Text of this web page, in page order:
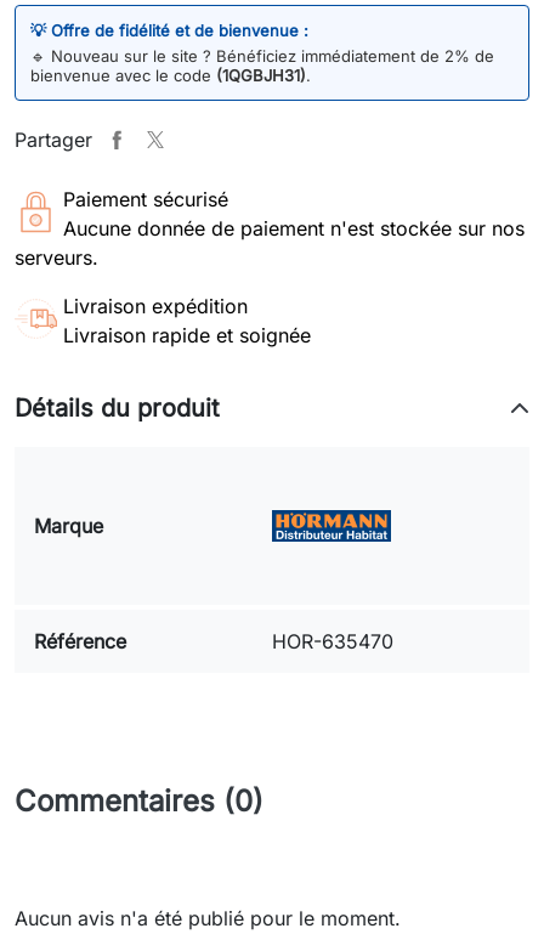
💡 Offre de fidélité et de bienvenue :
🔹 Nouveau sur le site ? Bénéficiez immédiatement de 2% de
bienvenue avec le code (1QGBJH31).
Partager
Paiement sécurisé
Aucune donnée de paiement n'est stockée sur nos
serveurs.
Livraison expédition
Livraison rapide et soignée
Détails du produit
Marque
Référence HOR-635470
Commentaires (0)
Aucun avis n'a été publié pour le moment.